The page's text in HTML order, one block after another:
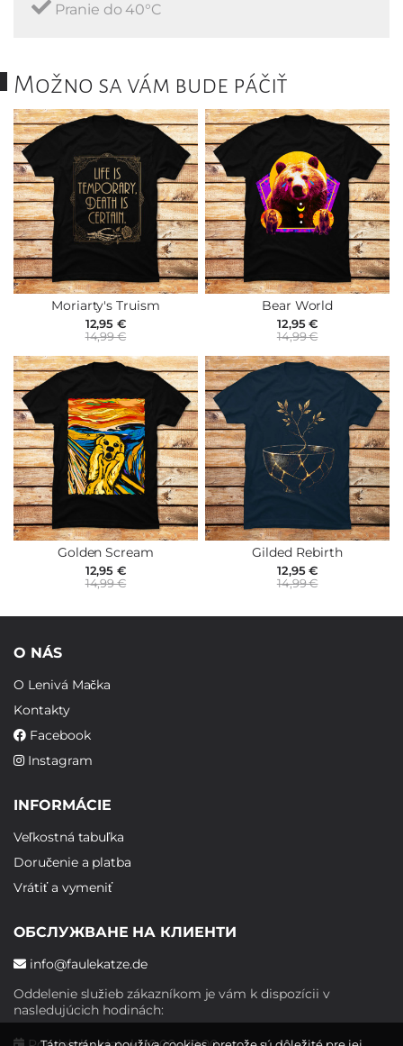
Pranie do 40°C
Možno sa vám bude páčiť
Moriarty's Truism
12,95 €
14,99 €
Bear World
12,95 €
14,99 €
Golden Scream
12,95 €
14,99 €
Gilded Rebirth
12,95 €
14,99 €
O NÁS
O Lenivá Mačka
Kontakty
Facebook
Instagram
INFORMÁCIE
Veľkostná tabuľka
Doručenie a platba
Vrátiť a vymeniť
ОБСЛУЖВАНЕ НА КЛИЕНТИ
info@faulekatze.de
Oddelenie služieb zákazníkom je vám k dispozícii v
nasledujúcich hodinách: